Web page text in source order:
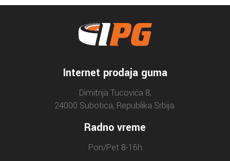
Internet prodaja guma
Dimitrija Tucovića 8,
24000 Subotica, Republika Srbija.
Radno vreme
Pon/Pet 8-16h